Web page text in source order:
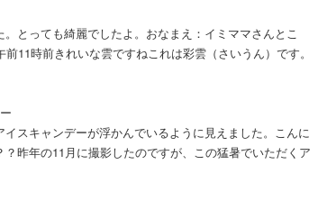
とっても綺麗でしたよ。おなまえ：イミママさんとこ
11時前きれいな雲ですねこれは彩雲（さいうん）です。
スキャンデーが浮かんでいるように見えました。こんに
昨年の11月に撮影したのですが、この猛暑でいただくア